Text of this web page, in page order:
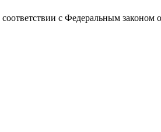
с Федеральным законом